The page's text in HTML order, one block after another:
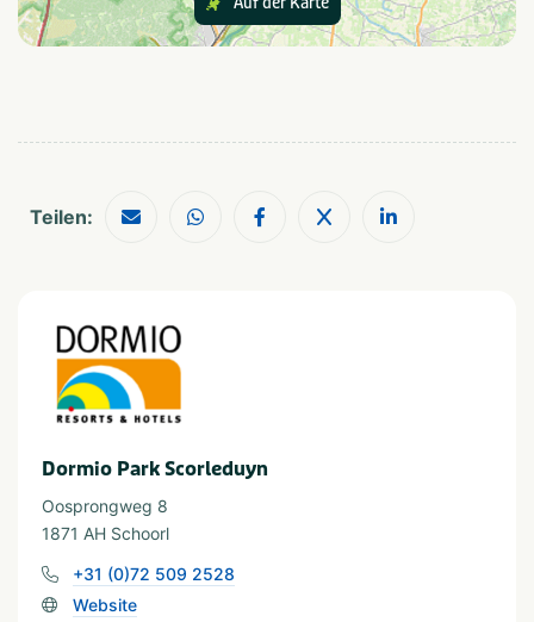
unterschiedlich eingerichtet.
Küche verfügt über eine höhenverstellbare Arbeitsplatte
Sitzgelegenheit und höhenverstellbarem Waschbecken
höhenverstellbar ist, mit einem Bettpflegerahmen und
einem Deckenlifter-System für Transfers. In diesem
Schlafzimmer befindet sich auch ein Lift mit Haltegriff, um
einen Transfer zu erleichtern. Das Schlafzimmer im
Golfbaan
Restaurants
Wandelroutes
Teilen:
Dormio Park Scorleduyn
Oosprongweg 8
1871 AH Schoorl
+31 (0)72 509 2528
Website